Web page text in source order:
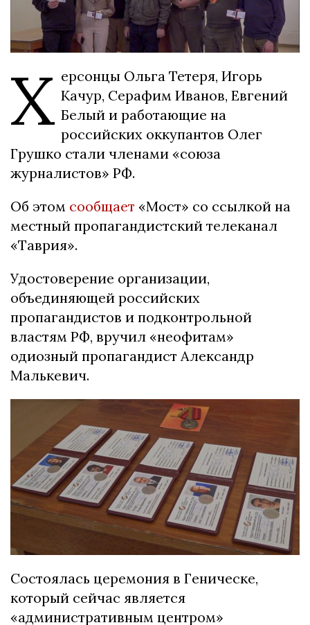
Х ерсонцы Ольга Тетеря, Игорь
Качур, Серафим Иванов, Евгений
Белый и работающие на
российских оккупантов Олег
Грушко стали членами «союза
журналистов» РФ.
Об этом сообщает «Мост» со ссылкой на
местный пропагандистский телеканал
«Таврия».
Удостоверение организации,
объединяющей российских
пропагандистов и подконтрольной
властям РФ, вручил «неофитам»
одиозный пропагандист Александр
Малькевич.
Состоялась церемония в Геническе,
который сейчас является
«административным центром»